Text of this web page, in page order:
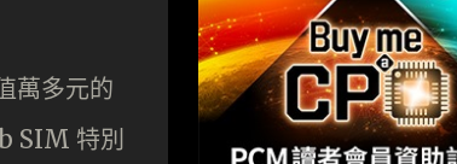
萬多元的
SIM 特別